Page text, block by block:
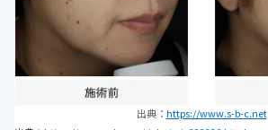
出典： https://www.s-b-c.net